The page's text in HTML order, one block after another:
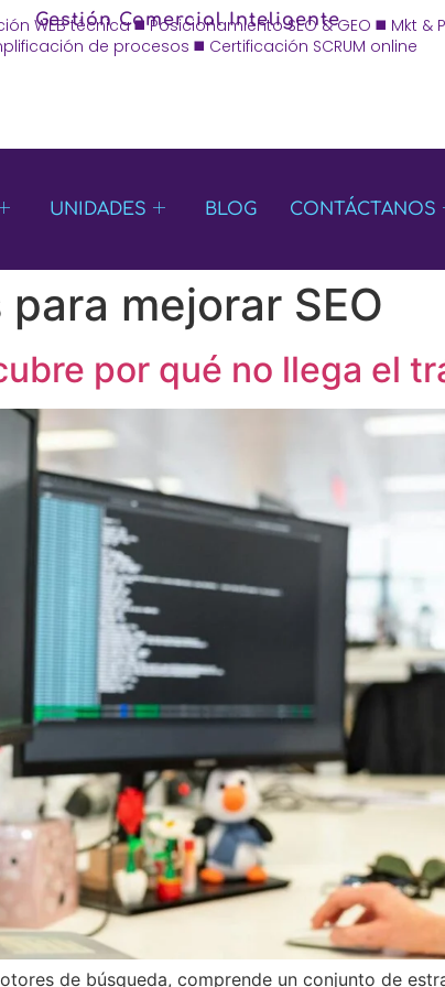
Gestión Comercial Inteligente
WEB técnica ◼️ Posicionamiento SEO & GEO ◼️ Mkt &
de procesos ◼️ Certificación SCRUM online
UNIDADES BLOG CONTÁCTANOS
mejorar SEO
por qué no llega el
de búsqueda, comprende un conjunto de